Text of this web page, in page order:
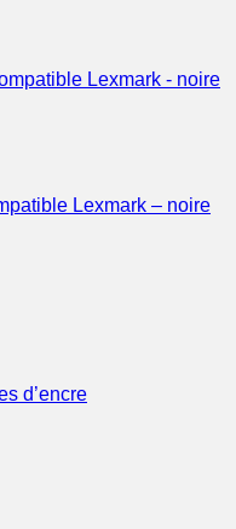
Lexmark – noire
d’encre